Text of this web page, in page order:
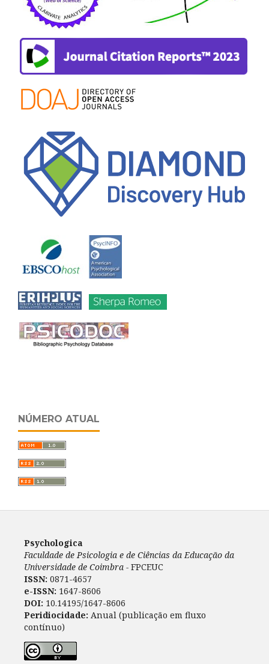
NÚMERO ATUAL
Psychologica
Faculdade de Psicologia e de Ciências da Educação da
Universidade de Coimbra - FPCEUC
ISSN: 0871-4657
e-ISSN: 1647-8606
DOI: 10.14195/1647-8606
Peridiocidade: Anual (publicação em fluxo
contínuo)